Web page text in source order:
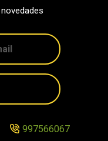
997566067